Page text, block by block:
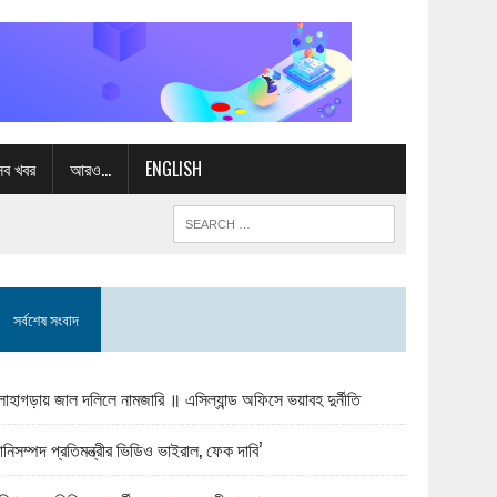
খবর আরও… ENGLISH
সর্বশেষ সংবাদ
জাল দলিলে নামজারি ॥ এসিল্যান্ড অফিসে ভয়াবহ দুর্নীতি
প্রতিমন্ত্রীর ভিডিও ভাইরাল, ফেক দাবি’